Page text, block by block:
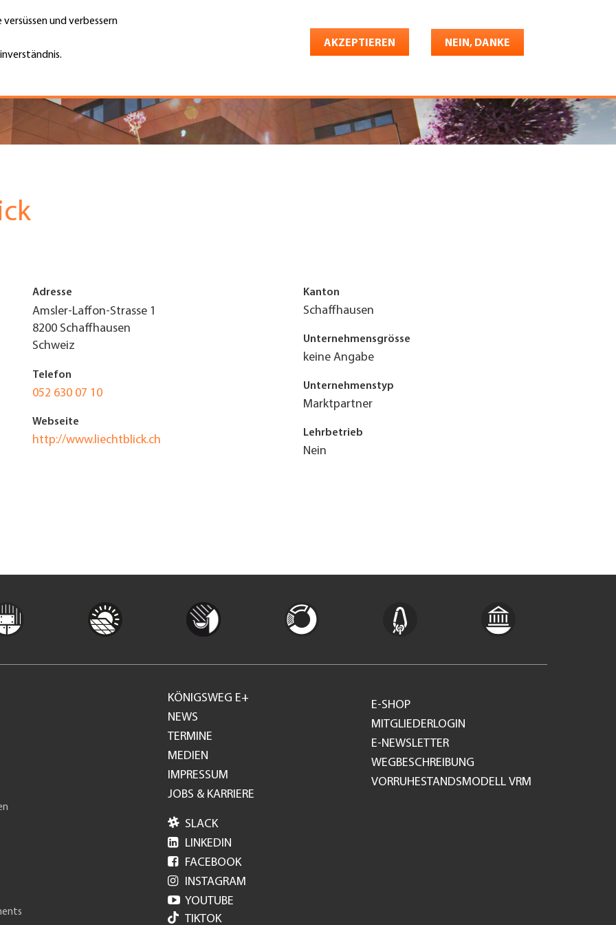
und verbessern
AKZEPTIEREN NEIN, DANKE
Top
Menu
Jobs & Karriere Shop Konto Deutsch
Adresse
Amsler-Laffon-Strasse 1
8200 Schaffhausen
Schweiz
Telefon
052 630 07 10
Webseite
http://www.liechtblick.ch
Kanton
Schaffhausen
Unternehmensgrösse
keine Angabe
Unternehmenstyp
Marktpartner
Lehrbetrieb
Nein
Footer
GH
KÖNIGSWEG E+
NEWS
TERMINE
MEDIEN
IMPRESSUM
JOBS & KARRIERE
E-SHOP
MITGLIEDERLOGIN
E-NEWSLETTER
WEGBESCHREIBUNG
VORRUHESTANDSMODELL VRM
 SLACK
 LINKEDIN
 FACEBOOK
 INSTAGRAM
 YOUTUBE
TIKTOK